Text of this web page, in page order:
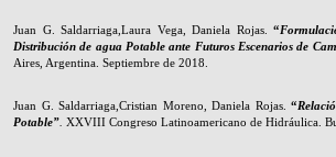
Juan G. Saldarriaga,Laura Vega, Daniela Rojas. “
Distribución de agua Potable ante Futuros Escenarios de
Aires, Argentina. Septiembre de 2018.
Juan G. Saldarriaga,Cristian Moreno, Daniela Rojas. “
Potable” XXVIII Congreso Latinoamericano de Hidráulica.